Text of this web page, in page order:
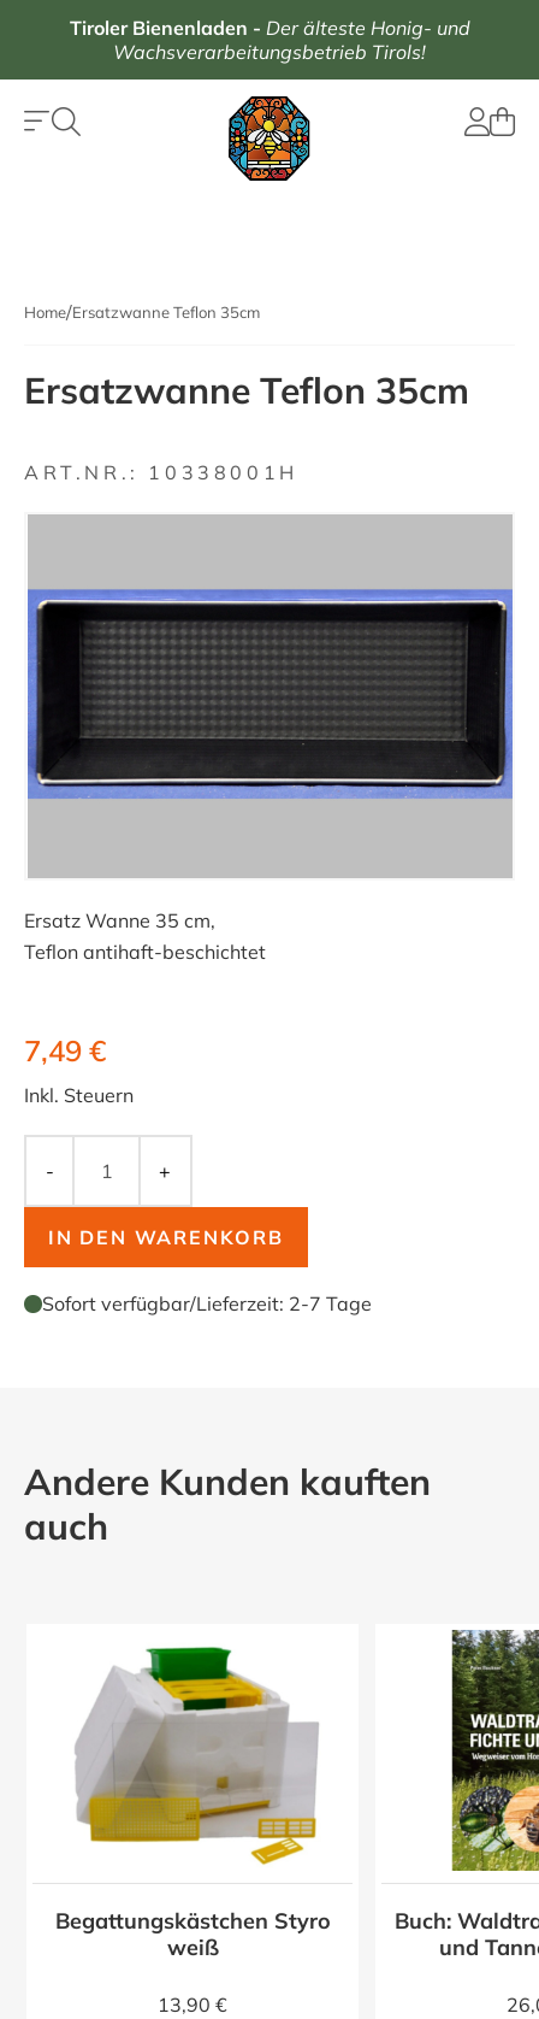
Tiroler Bienenladen - Der älteste Honig- und
Wachsverarbeitungsbetrieb Tirols!
Home Ersatzwanne Teflon 35cm
Ersatzwanne Teflon 35cm
ART.NR.: 10338001H
Ersatz Wanne 35 cm,
Teflon antihaft-beschichtet
7,49 €
Inkl. Steuern
- +
IN DEN WARENKORB
Sofort verfügbar/Lieferzeit: 2-7 Tage
Andere Kunden kauften
auch
Begattungskästchen Styro
weiß
13,90 €
Buch:
und